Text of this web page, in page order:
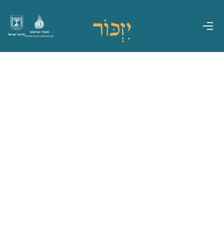
מדינת ישראל
משרד הביטחון
אגף משפחות, הנצחה ומורשת